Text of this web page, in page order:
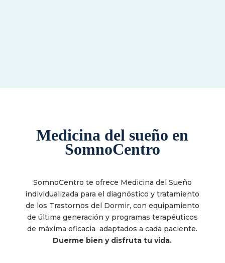
Medicina del sueño en
SomnoCentro
SomnoCentro te ofrece Medicina del Sueño
individualizada para el diagnóstico y tratamiento
de los Trastornos del Dormir, con equipamiento
de última generación y programas terapéuticos
de máxima eficacia adaptados a cada paciente.
Duerme bien y disfruta tu vida.